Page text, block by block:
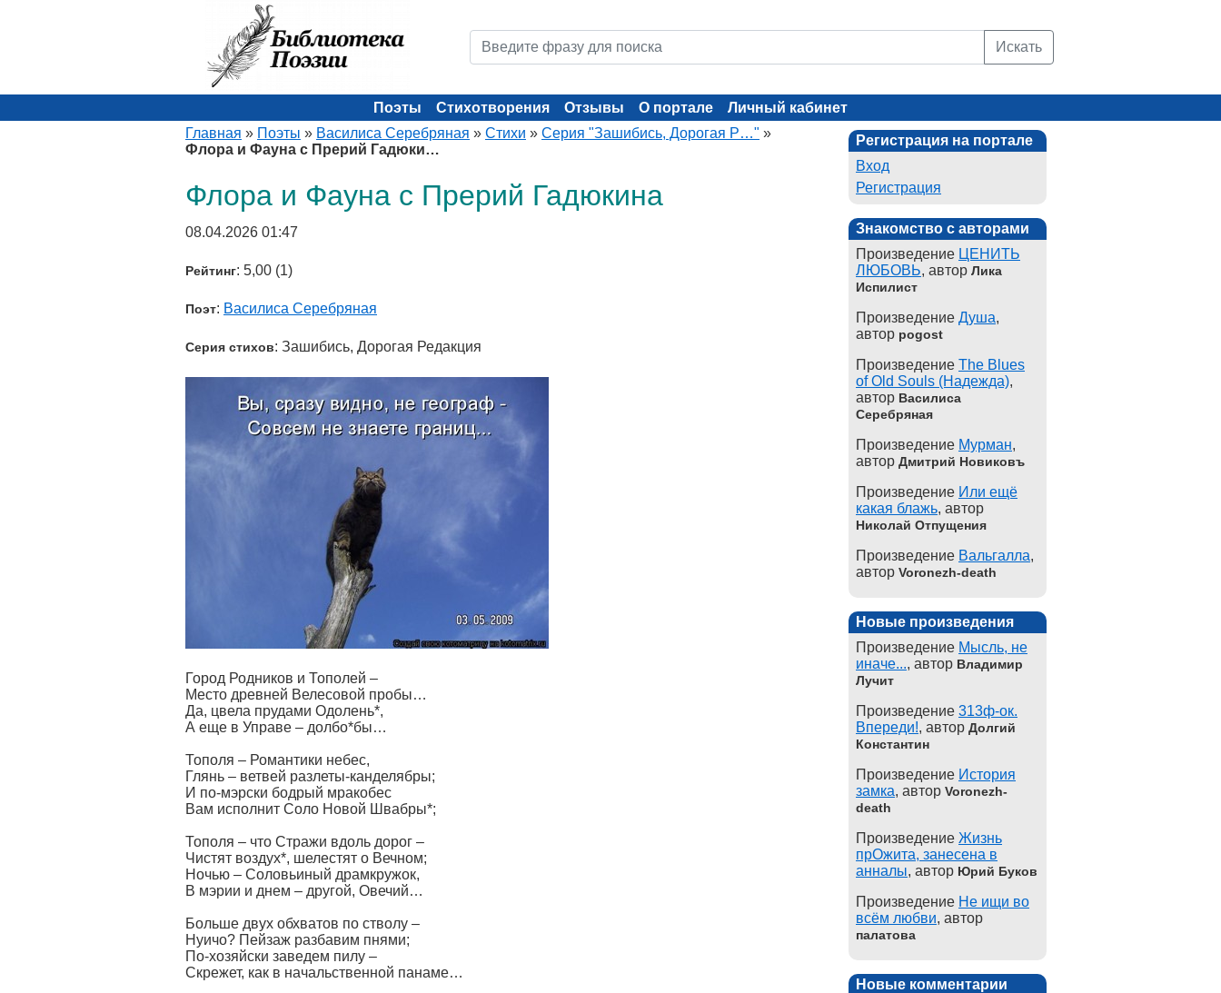
Искать
Поэты Стихотворения Отзывы О портале
Личный кабинет
Главная » Поэты » Василиса Серебряная » Стихи » Серия "Зашибись, Дорогая Р…" »
Флора и Фауна с Прерий Гадюки…
Флора и Фауна с Прерий Гадюкина
08.04.2026 01:47
Рейтинг: 5,00 (1)
Поэт: Василиса Серебряная
Серия стихов: Зашибись, Дорогая Редакция
Город Родников и Тополей –
Место древней Велесовой пробы…
Да, цвела прудами Одолень*,
А еще в Управе – долбо*бы…
Тополя – Романтики небес,
Глянь – ветвей разлеты-канделябры;
И по-мэрски бодрый мракобес
Вам исполнит Соло Новой Швабры*;
Тополя – что Стражи вдоль дорог –
Чистят воздух*, шелестят о Вечном;
Ночью – Соловьиный драмкружок,
В мэрии и днем – другой, Овечий…
Больше двух обхватов по стволу –
Нуичо? Пейзаж разбавим пнями;
По-хозяйски заведем пилу –
Скрежет, как в начальственной панаме…
Регистрация на портале
Вход
Регистрация
Знакомство с авторами
Произведение ЦЕНИТЬ
ЛЮБОВЬ, автор Лика
Испилист
Произведение Душа,
автор pogost
Произведение The Blues
of Old Souls (Надежда),
автор Василиса
Серебряная
Произведение Мурман,
автор Дмитрий Новиковъ
Произведение Или ещё
какая блажь, автор
Николай Отпущения
Произведение Вальгалла,
автор Voronezh-death
Новые произведения
Произведение Мысль, не
иначе..., автор Владимир
Лучит
Произведение 313ф-ок.
Впереди!, автор Долгий
Константин
Произведение История
замка, автор Voronezh-
death
Произведение Жизнь
прОжита, занесена в
анналы, автор Юрий Буков
Произведение Не ищи во
всём любви, автор
палатова
Новые комментарии